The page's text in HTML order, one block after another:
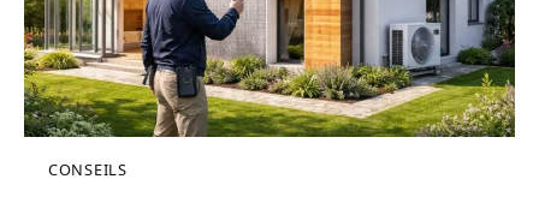
CONSEILS